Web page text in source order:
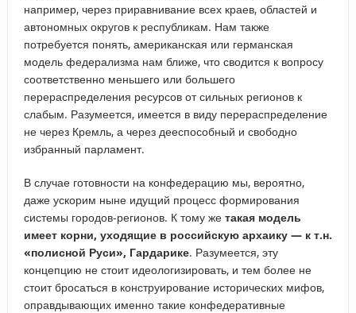
например, через приравнивание всех краев, областей и
автономных округов к республикам. Нам также
потребуется понять, американская или германская
модель федерализма нам ближе, что сводится к вопросу
соответственно меньшего или большего
перераспределения ресурсов от сильных регионов к
слабым. Разумеется, имеется в виду перераспределение
не через Кремль, а через дееспособный и свободно
избранный парламент.
В случае готовности на конфедерацию мы, вероятно,
даже ускорим ныне идущий процесс формирования
системы городов-регионов. К тому же такая модель
имеет корни, уходящие в российскую архаику — к т.н.
«полисной Руси», Гардарике. Разумеется, эту
концепцию не стоит идеологизировать, и тем более не
стоит бросаться в конструирование исторических мифов,
оправдывающих именно такие конфедеративные